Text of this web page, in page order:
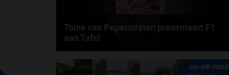
Toine van Peperstraten presenteert F1
aan Tafel
Rob van Someren, Beitske Visser en Frans
Verschuur schuiven aan in de nieuwe F1 aan Tafel.
03-08-2026